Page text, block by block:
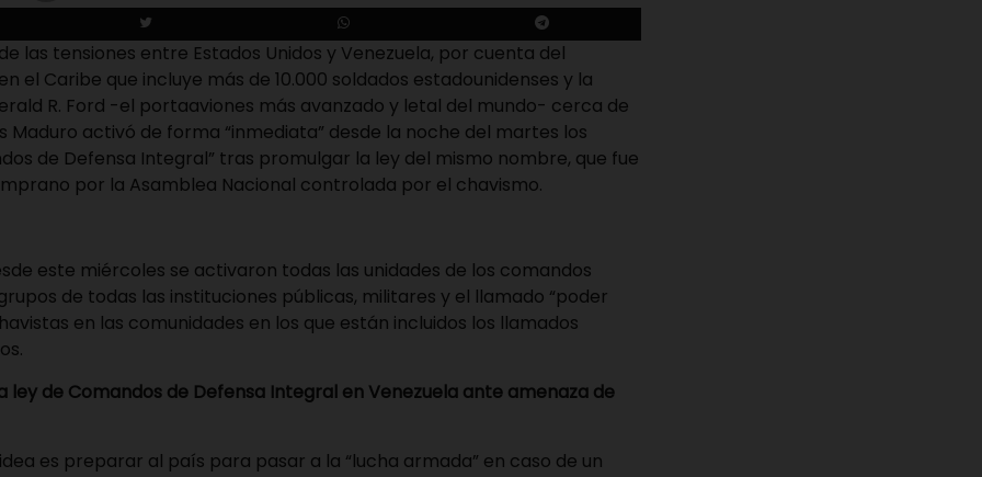
las tensiones entre Estados Unidos y Venezuela, por cuenta del
el Caribe que incluye más de 10.000 soldados estadounidenses y la
R. Ford -el portaaviones más avanzado y letal del mundo- cerca de
Maduro activó de forma “inmediata” desde la noche del martes los
de Defensa Integral” tras promulgar la ley del mismo nombre, que fue
por la Asamblea Nacional controlada por el chavismo.
este miércoles se activaron todas las unidades de los comandos
de todas las instituciones públicas, militares y el llamado “poder
en las comunidades en los que están incluidos los llamados
ley de Comandos de Defensa Integral en Venezuela ante amenaza de
es preparar al país para pasar a la “lucha armada” en caso de un